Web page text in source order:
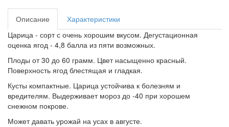
Описание
Характеристики
Царица - сорт с очень хорошим вкусом. Дегустационная
оценка ягод - 4,8 балла из пяти возможных.
Плоды от 30 до 60 грамм. Цвет насыщенно красный.
Поверхность ягод блестящая и гладкая.
Кусты компактные. Царица устойчива к болезням и
вредителям. Выдерживает мороз до -40 при хорошем
снежном покрове.
Может давать урожай на усах в августе.